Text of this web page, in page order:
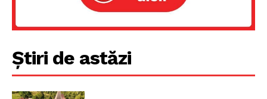
Știri de astăzi